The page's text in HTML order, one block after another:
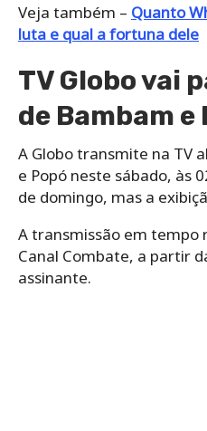
Veja também – Quanto
luta e qual a fortuna dele
TV Globo vai
de Bambam e
A Globo transmite na TV
e Popó neste sábado, às
de domingo, mas a
A transmissão em tempo
Canal Combate, a partir
assinante.